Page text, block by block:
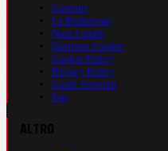
Contatti
La Redazione
Nota Legale
Gestione Cookie
Cookie Policy
Privacy Policy
Cond. Generali
Faq